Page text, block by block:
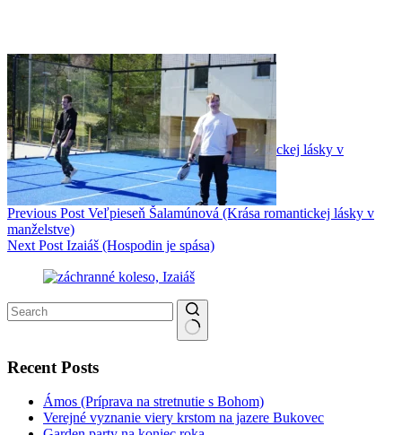
Zdieľať na sociálnych sieťach
Previous Post Veľpieseň Šalamúnová (Krása romantickej lásky v
manželstve)
Next Post Izaiáš (Hospodin je spása)
Recent Posts
Ámos (Príprava na stretnutie s Bohom)
Verejné vyznanie viery krstom na jazere Bukovec